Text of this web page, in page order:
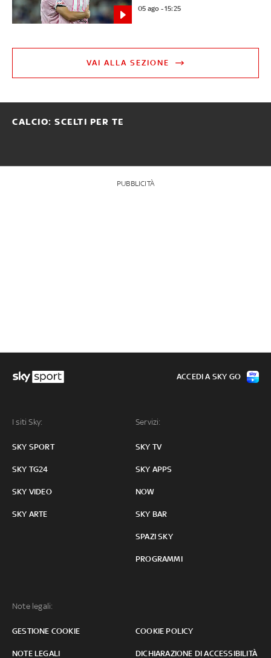
05 ago - 15:25
VAI ALLA SEZIONE
CALCIO: SCELTI PER TE
PUBBLICITÀ
I siti Sky:
SKY SPORT
SKY TG24
SKY VIDEO
SKY ARTE
Servizi:
SKY TV
SKY APPS
NOW
SKY BAR
SPAZI SKY
PROGRAMMI
Note legali:
GESTIONE COOKIE COOKIE POLICY
NOTE LEGALI DICHIARAZIONE DI ACCESSIBILITÀ
ACCEDI A SKY GO